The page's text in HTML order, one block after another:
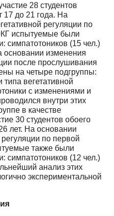
28 студентов
17 до 21 года. На
регуляции по
испытуемые были
симпатотоников (15 чел.)
основании изменения
после прослушивания
на четыре подгруппы:
вегетативной
с изменениями и
внутри этих
в качестве
30 студентов обоего
лет. На основании
по первой
также были
симпатотоников (12 чел.)
анализ этих
экспериментальной